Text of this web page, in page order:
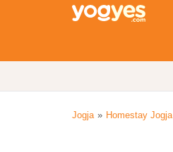
Jogja Homestay Jogja